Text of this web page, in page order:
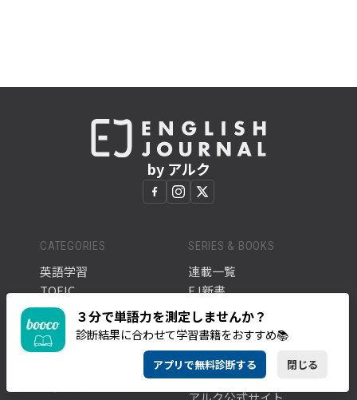
３分で単語力を測定しませんか？
診断結果に合わせて学習書籍をおすすめ📚
アプリで無料診断する 閉じる
by アルク
CATEGORIES
英語学習
TOEIC
ビジネス
カルチャー
トレンド
SERIES & BOOKS
連載一覧
EJ新書
アルクの本
ABOUT
このサイトについて